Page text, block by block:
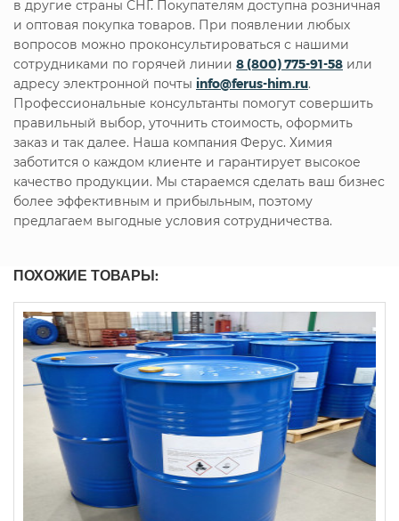
в другие страны СНГ. Покупателям доступна розничная
и оптовая покупка товаров. При появлении любых
вопросов можно проконсультироваться с нашими
сотрудниками по горячей линии 8 (800) 775-91-58 или
адресу электронной почты info@ferus-him.ru.
Профессиональные консультанты помогут совершить
правильный выбор, уточнить стоимость, оформить
заказ и так далее. Наша компания Ферус. Химия
заботится о каждом клиенте и гарантирует высокое
качество продукции. Мы стараемся сделать ваш бизнес
более эффективным и прибыльным, поэтому
предлагаем выгодные условия сотрудничества.
ПОХОЖИЕ ТОВАРЫ: